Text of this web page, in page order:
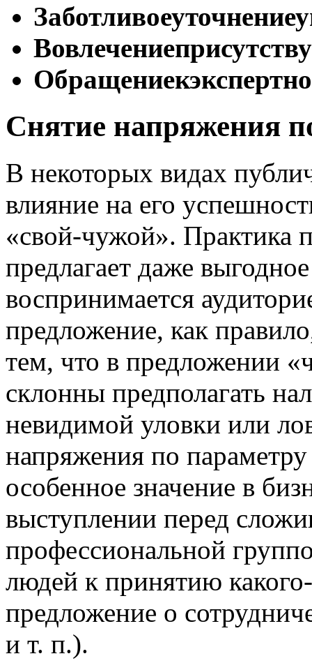
Заботливоеуточнениеу
Вовлечение
Обращениек
Снятие напряжения
В некоторых видах
влияние на его
«свой-чужой». Практика
предлагает даже
воспринимается
предложение, как
тем, что в предложении
склонны предполагать
невидимой уловки или
напряжения по
особенное значение в
выступлении перед
профессиональной
людей к принятию
предложение о
и т. п.).